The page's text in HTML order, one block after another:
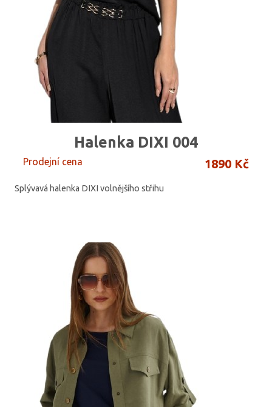
Halenka DIXI 004
Prodejní cena 1890 Kč
Splývavá halenka DIXI volnějšího střihu